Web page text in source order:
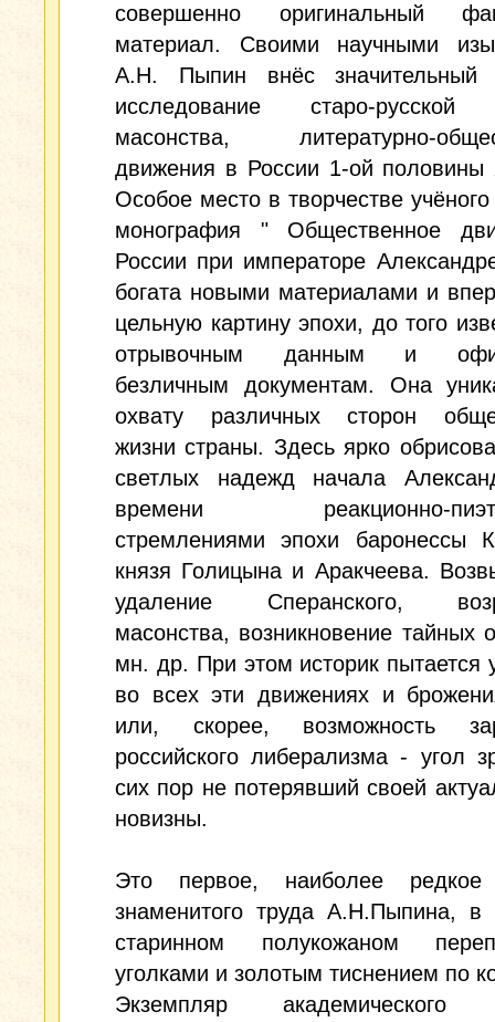
совершенно оригинальный
материал. Своими научными
А.Н. Пыпин внёс
исследование старо-русской
масонства, литературно-
движения в России 1-ой половины
Особое место в творчестве
монография " Общественное
России при императоре
богата новыми материалами и
цельную картину эпохи, до того
отрывочным данным и
безличным документам. Она
охвату различных сторон
жизни страны. Здесь ярко
светлых надежд начала
времени реакционно-
стремлениями эпохи баронессы
князя Голицына и Аракчеева.
удаление Сперанского,
масонства, возникновение тайных
мн. др. При этом историк пытается
во всех эти движениях и
или, скорее, возможность
российского либерализма - угол
сих пор не потерявший своей
новизны.
Это первое, наиболее редкое
знаменитого труда А.Н.Пыпина, в
старинном полукожаном
уголками и золотым тиснением по
Экземпляр академического